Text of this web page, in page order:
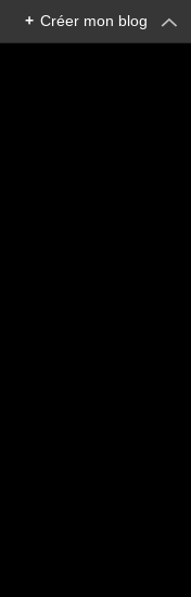
+ Créer mon blog